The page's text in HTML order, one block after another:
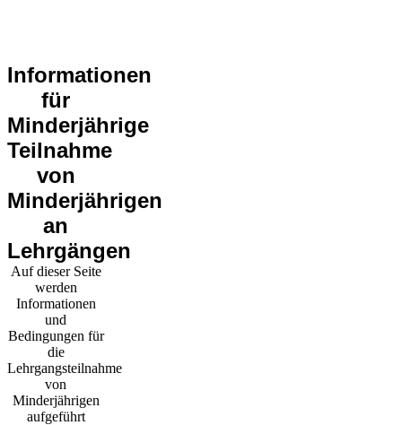
Informationen
für
Minderjährige
Teilnahme
von
Minderjährigen
an
Lehrgängen
Auf dieser Seite
werden
Informationen
und
Bedingungen für
die
Lehrgangsteilnahme
von
Minderjährigen
aufgeführt